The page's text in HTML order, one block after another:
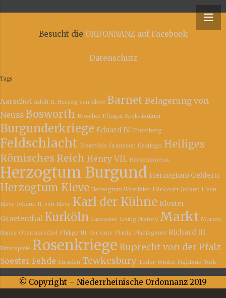
Niederrheinische Ordonnanz
Besucht die ORDONNANZ auf Facebook
Datenschutz
Tags
Aarschot Adolf II. Herzog von Kleve Barnet Belagerung von
Neuss Bosworth Broicher Pfingst Spektakulum
Burgunderkriege Eduard IV. Ehrenberg
Feldschlacht Freienfels Grandson Hastings Heiliges
Römisches Reich Henry VII. Herstmonceux
Herzogtum Burgund Herzogtum Geldern
Herzogtum Kleve Herzogtum Westfalen Héricourt Johann I. von
Kleve Johann II. von Kleve Karl der Kühne Kloster
Graefenthal Kurköln Lancaster Living History Markt Murten
Nancy Obermorschel Philipp III. der Gute Planta Plantagenet Richard III.
Ritterspiele Rosenkriege Ruprecht von der Pfalz
Soester Fehde Straelen Tewkesbury Tudor Winter Fightcup York
© Copyright – Niederrheinische Ordonnanz 2019